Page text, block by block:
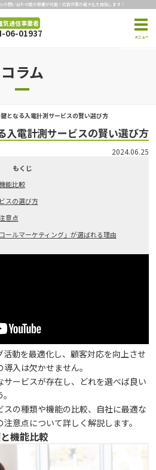
の問い合わせ数の把握が可能！広告効果の最大化を目指します！
気通信事業者
06-01937
コラム
となる入電計測サービスの賢い選び方
入電計測サービスの賢い選び方
2024.06.25
もくじ
能比較
スの選び方
意点
ールマーケティング」が選ばれる理由
動を最適化し、顧客対応を向上させ
入は欠かせません。
サービスが存在し、どれを選べば良い
の種類や機能の比較、自社に最適な
意点について詳しく解説します。
機能比較